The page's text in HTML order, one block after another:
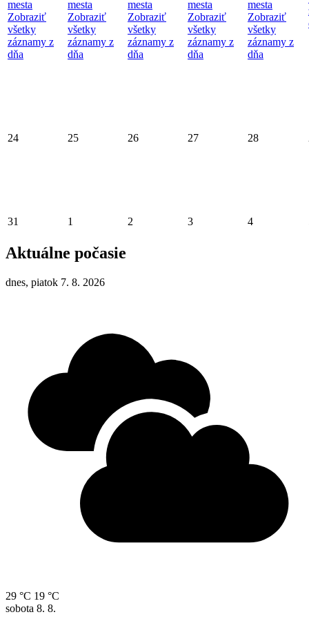
mesta
Zobraziť
všetky
záznamy z
dňa
mesta
Zobraziť
všetky
záznamy z
dňa
mesta
Zobraziť
všetky
záznamy z
dňa
mesta
Zobraziť
všetky
záznamy z
dňa
mesta
Zobraziť
všetky
záznamy z
dňa
24 25 26 27 28
31 1 2 3 4
Aktuálne počasie
dnes, piatok 7. 8. 2026
29 °C 19 °C
sobota 8. 8.